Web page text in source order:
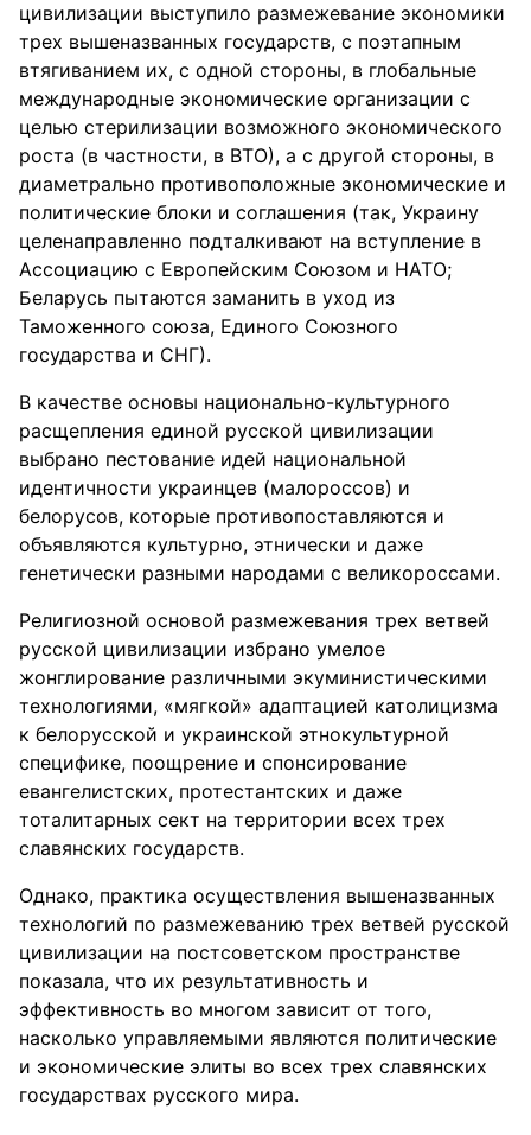
цивилизации выступило размежевание экономики
трех вышеназванных государств, с поэтапным
втягиванием их, с одной стороны, в глобальные
международные экономические организации с
целью стерилизации возможного экономического
роста (в частности, в ВТО), а с другой стороны, в
диаметрально противоположные экономические и
политические блоки и соглашения (так, Украину
целенаправленно подталкивают на вступление в
Ассоциацию с Европейским Союзом и НАТО;
Беларусь пытаются заманить в уход из
Таможенного союза, Единого Союзного
государства и СНГ).
В качестве основы национально-культурного
расщепления единой русской цивилизации
выбрано пестование идей национальной
идентичности украинцев (малороссов) и
белорусов, которые противопоставляются и
объявляются культурно, этнически и даже
генетически разными народами с великороссами.
Религиозной основой размежевания трех ветвей
русской цивилизации избрано умелое
жонглирование различными экуминистическими
технологиями, «мягкой» адаптацией католицизма
к белорусской и украинской этнокультурной
специфике, поощрение и спонсирование
евангелистских, протестантских и даже
тоталитарных сект на территории всех трех
славянских государств.
Однако, практика осуществления вышеназванных
технологий по размежеванию трех ветвей русской
цивилизации на постсоветском пространстве
показала, что их результативность и
эффективность во многом зависит от того,
насколько управляемыми являются политические
и экономические элиты во всех трех славянских
государствах русского мира.